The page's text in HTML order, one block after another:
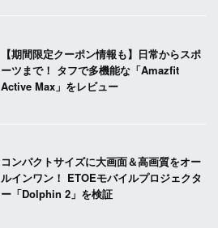
【期間限定クーポン情報も】日常からスポ
ーツまで！ タフで多機能な「Amazfit
Active Max」をレビュー
コンパクトサイズに大画面＆高画質をオー
ルインワン！ ETOEモバイルプロジェクタ
ー「Dolphin 2」を検証